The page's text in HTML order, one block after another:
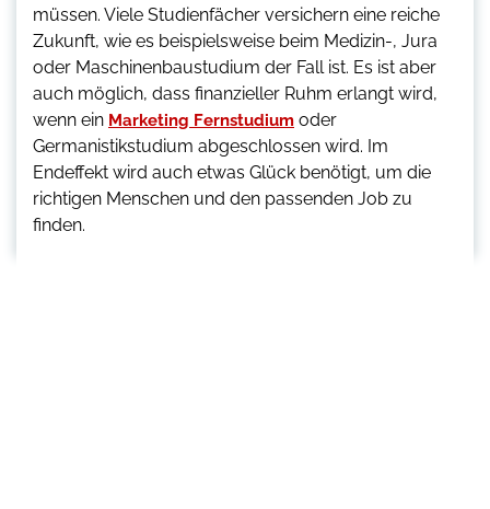
müssen. Viele Studienfächer versichern eine reiche
Zukunft, wie es beispielsweise beim Medizin-, Jura
oder Maschinenbaustudium der Fall ist. Es ist aber
auch möglich, dass finanzieller Ruhm erlangt wird,
wenn ein Marketing Fernstudium oder
Germanistikstudium abgeschlossen wird. Im
Endeffekt wird auch etwas Glück benötigt, um die
richtigen Menschen und den passenden Job zu
finden.